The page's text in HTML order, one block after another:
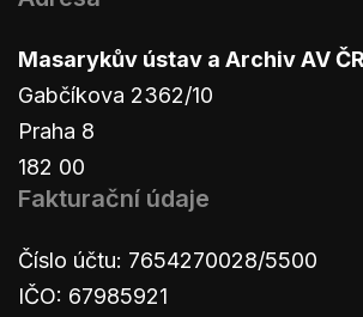
Masarykův ústav a Archiv AV
Gabčíkova 2362/10
Praha 8
182 00
Fakturační údaje
Číslo účtu: 7654270028/5500
IČO: 67985921